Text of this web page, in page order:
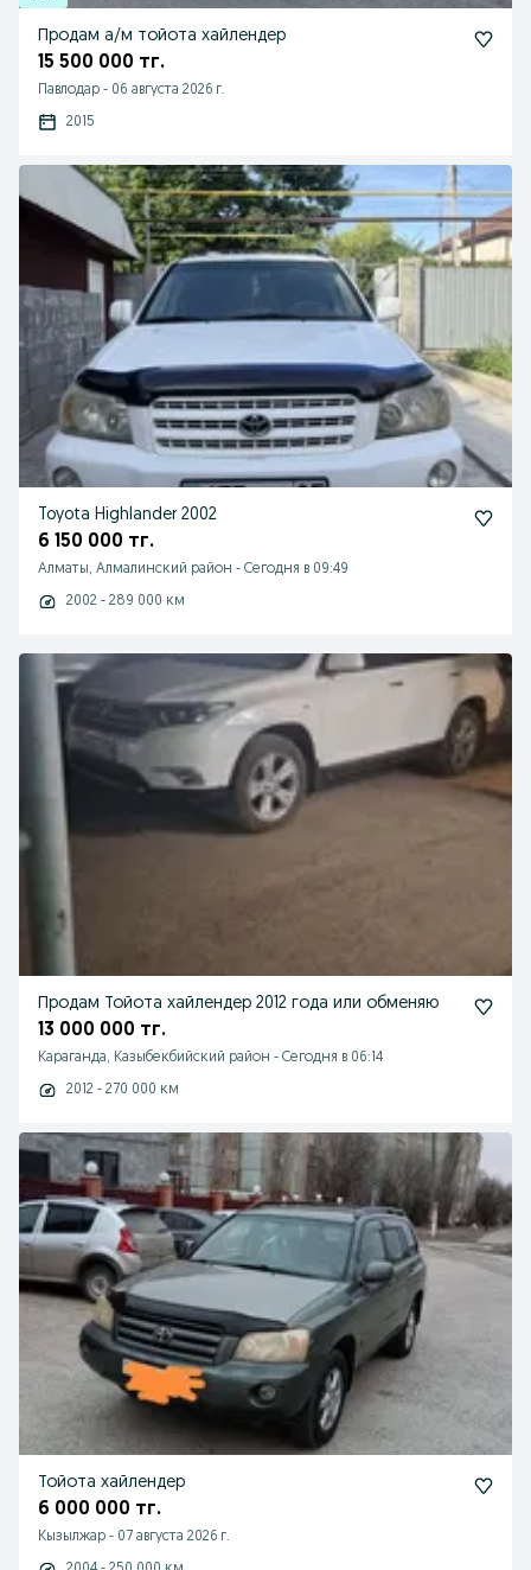
Продам а/м тойота хайлендер
15 500 000 тг.
Павлодар - 06 августа 2026 г.
2015
Toyota Highlander 2002
6 150 000 тг.
Алматы, Алмалинский район - Сегодня в 09:49
2002 - 289 000 км
Продам Тойота хайлендер 2012 года или обменяю
13 000 000 тг.
Караганда, Казыбекбийский район - Сегодня в 06:14
2012 - 270 000 км
Тойота хайлендер
6 000 000 тг.
Кызылжар - 07 августа 2026 г.